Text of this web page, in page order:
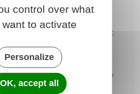
civile villégiature
les dégâts des eaux,
que la famille pourrait
séjour dans le logement
prend en charge la franchise
control over what
want to activate
Personalize
OK, accept all